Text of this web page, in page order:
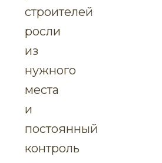
строителей
росли
из
нужного
места
и
постоянный
контроль